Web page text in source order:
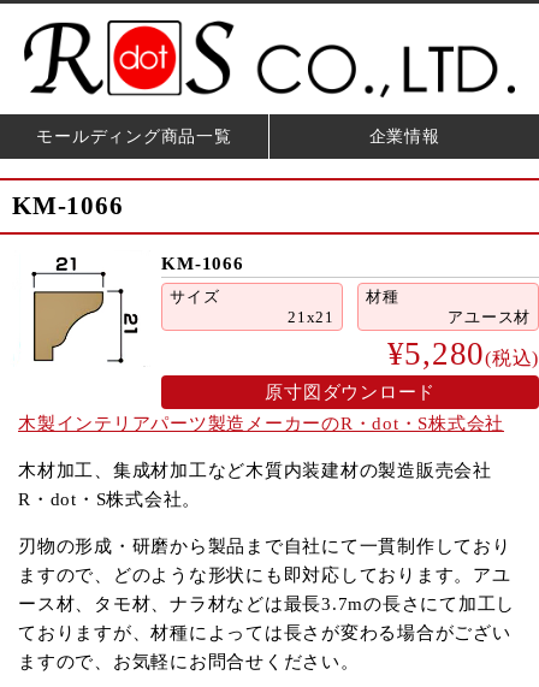
モールディング商品一覧 企業情報
KM-1066
KM-1066
サイズ
21x21
材種
アユース材
¥5,280(税込)
原寸図ダウンロード
木製インテリアパーツ製造メーカーのR・dot・S株式会社
木材加工、集成材加工など木質内装建材の製造販売会社
R・dot・S株式会社。
刃物の形成・研磨から製品まで自社にて一貫制作しており
ますので、どのような形状にも即対応しております。アユ
ース材、タモ材、ナラ材などは最長3.7mの長さにて加工し
ておりますが、材種によっては長さが変わる場合がござい
ますので、お気軽にお問合せください。